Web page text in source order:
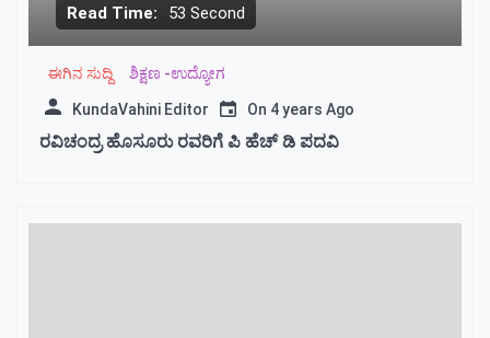
Read Time: 53 Second
ಈಗಿನ ಸುದ್ದಿ ಶಿಕ್ಷಣ -ಉದ್ಯೋಗ
KundaVahini Editor On 4 years Ago
ರವಿಚಂದ್ರ ಹೊಸೂರು ರವರಿಗೆ ಪಿ ಹೆಚ್ ಡಿ ಪದವಿ‌